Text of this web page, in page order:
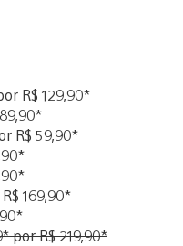
R$ 129,90*
R$ 59,90*
169,90*
por R$ 219,90*